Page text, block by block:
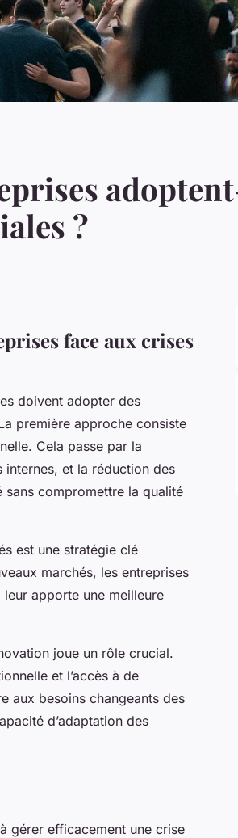
?
face aux crises
doivent adopter des
première approche consiste
Cela passe par la
internes, et la réduction des
sans compromettre la qualité
est une stratégie clé
marchés, les entreprises
apporte une meilleure
joue un rôle crucial.
et l’accès à de
aux besoins changeants des
d’adaptation des
gérer efficacement une crise